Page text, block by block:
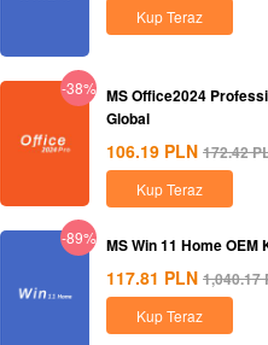
Kup Teraz
-38% MS Office2024
Global
106.19 PLN 172.42
Kup Teraz
-89% MS Win 11 Home OEM
117.81 PLN 1,040.17
Kup Teraz